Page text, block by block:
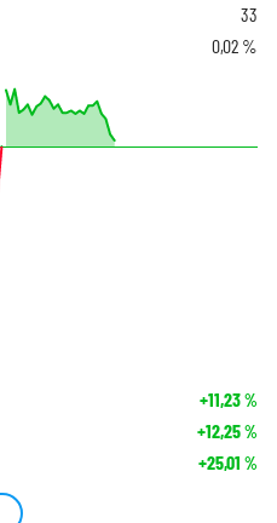
33
0,02 %
+11,23%
+12,25%
+25,01 %